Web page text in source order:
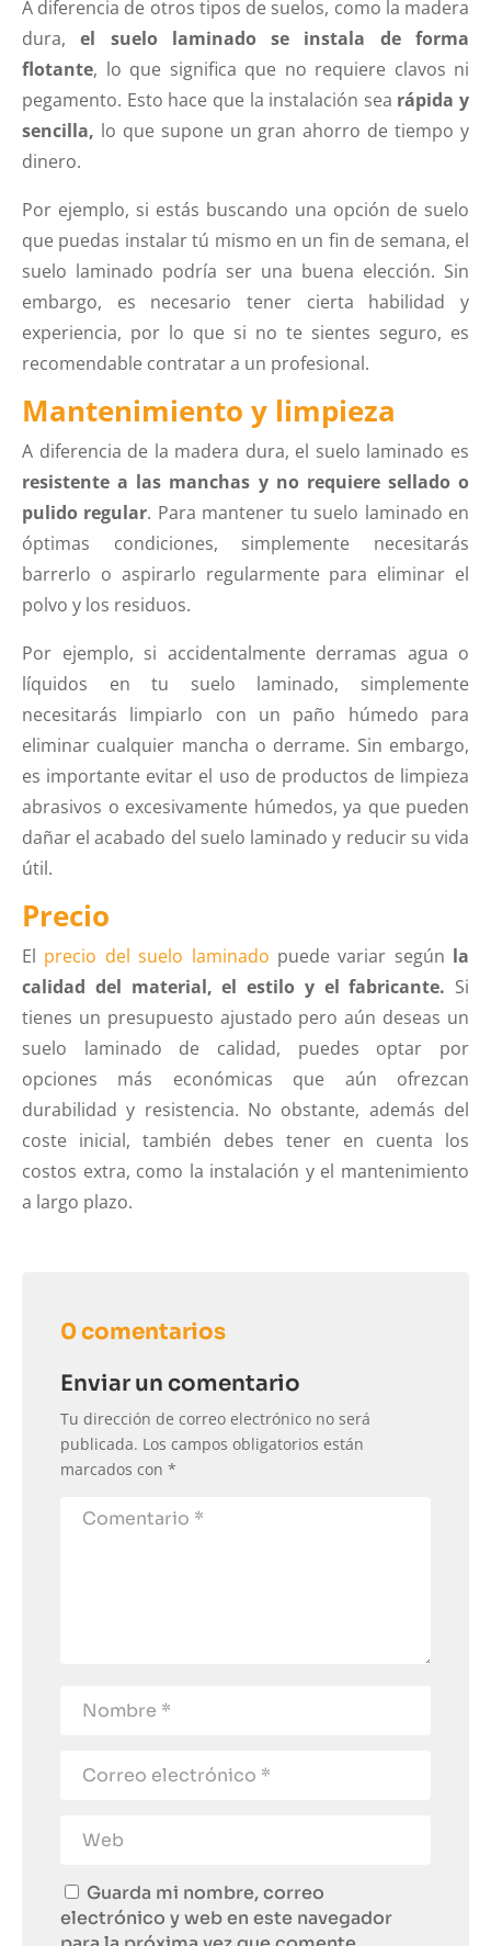
A diferencia de otros tipos de suelos, como la madera
dura,el suelo laminado se instala de forma
flotante, lo que significa que no requiere clavos ni
pegamento. Esto hace que la instalación sea rápida y
sencilla, lo que supone un gran ahorro de tiempo y
dinero.
Por ejemplo, si estás buscando una opción de suelo
que puedas instalar tú mismo en un fin de semana, el
suelo laminado podría ser una buena elección. Sin
embargo, es necesario tener cierta habilidad y
experiencia, por lo que si no te sientes seguro, es
recomendable contratar a un profesional.
Mantenimiento y limpieza
A diferencia de la madera dura, el suelo laminado es
resistente a las manchas y no requiere sellado o
pulido regular. Para mantener tu suelo laminado en
óptimas condiciones, simplemente necesitarás
barrerlo o aspirarlo regularmente para eliminar el
polvo y los residuos.
Por ejemplo, si accidentalmente derramas agua o
líquidos en tu suelo laminado, simplemente
necesitarás limpiarlo con un paño húmedo para
eliminar cualquier mancha o derrame. Sin embargo,
es importante evitar el uso de productos de limpieza
abrasivos o excesivamente húmedos, ya que pueden
dañar el acabado del suelo laminado y reducir su vida
útil.
Precio
El precio del suelo laminado puede variar según la
calidad del material, el estilo y el fabricante. Si
tienes un presupuesto ajustado pero aún deseas un
suelo laminado de calidad, puedes optar por
opciones más económicas que aún ofrezcan
durabilidad y resistencia. No obstante, además del
coste inicial, también debes tener en cuenta los
costos extra, como la instalación y el mantenimiento
a largo plazo.
0 comentarios
Enviar un comentario
Tu dirección de correo electrónico no será
publicada. Los campos obligatorios están
marcados con *
Guarda mi nombre, correo
electrónico y web en este navegador